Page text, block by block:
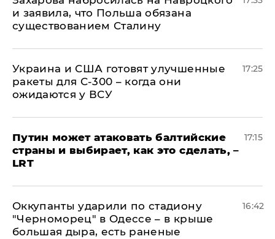
и заявила, что Польша обязана
существованием Сталину
Украина и США готовят улучшенные
ракеты для С-300 – когда они
ожидаются у ВСУ
17:25
Путин может атаковать балтийские
страны и выбирает, как это сделать, –
LRT
17:15
Оккупанты ударили по стадиону
"Черноморец" в Одессе – в крыше
большая дыра, есть раненые
16:42